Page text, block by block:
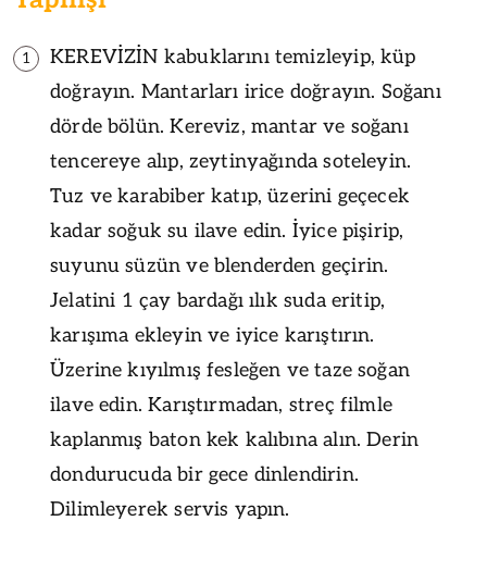
1
KEREVİZİN kabuklarını temizleyip, küp
doğrayın. Mantarları irice doğrayın. Soğanı
dörde bölün. Kereviz, mantar ve soğanı
tencereye alıp, zeytinyağında soteleyin.
Tuz ve karabiber katıp, üzerini geçecek
kadar soğuk su ilave edin. İyice pişirip,
suyunu süzün ve blenderden geçirin.
Jelatini 1 çay bardağı ılık suda eritip,
karışıma ekleyin ve iyice karıştırın.
Üzerine kıyılmış fesleğen ve taze soğan
ilave edin. Karıştırmadan, streç filmle
kaplanmış baton kek kalıbına alın. Derin
dondurucuda bir gece dinlendirin.
Dilimleyerek servis yapın.